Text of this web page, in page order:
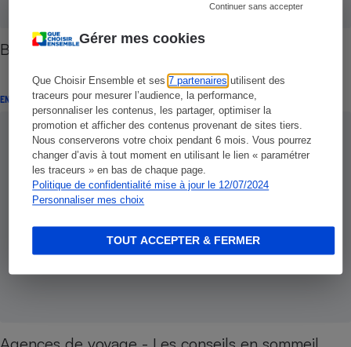
Gérer mes cookies
Que Choisir Ensemble et ses7 partenaires utilisent des
traceurs pour mesurer l’audience, la performance,
personnaliser les contenus, les partager, optimiser la
promotion et afficher des contenus provenant de sites tiers.
Nous conserverons votre choix pendant 6 mois. Vous pourrez
changer d’avis à tout moment en utilisant le lien « paramétrer
les traceurs » en bas de chaque page.
Politique de confidentialité mise à jour le 12/07/2024
Personnaliser mes choix
Continuer sans accepter
TOUT ACCEPTER & FERMER
Bonnes pistes pour des vacances différentes
ENQUÊTE